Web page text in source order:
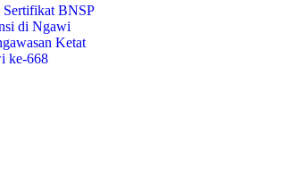
Sertifikat BNSP
di Ngawi
Ketat
ke-668